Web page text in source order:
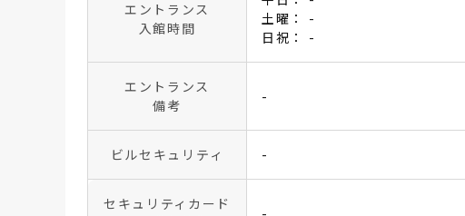
エントランス
入館時間
土曜： -
日祝： -
エントランス
備考
-
ビルセキュリティ -
セキュリティカード